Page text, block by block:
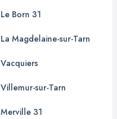
Le Born 31
La Magdelaine-sur-Tarn
Vacquiers
Villemur-sur-Tarn
Merville 31